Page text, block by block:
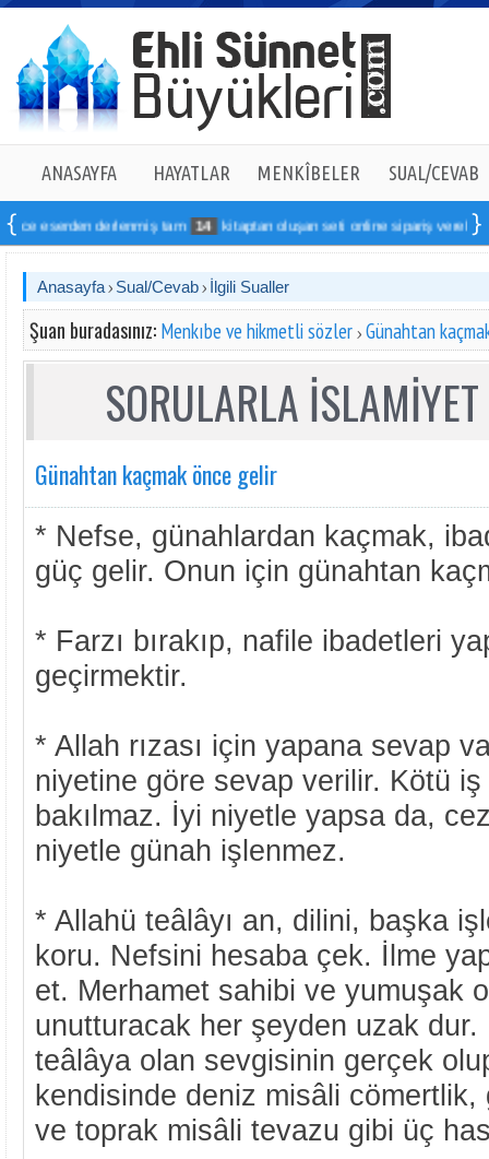
ANASAYFA HAYATLAR MENKÎBELER SUAL/CEVAB
eserden derlenmiş tam 14 kitaptan oluşan seti online sipariş verebilirsiniz
Anasayfa Sual/Cevab İlgili Sualler
Şuan buradasınız: Menkıbe ve hikmetli sözler Günahtan
SORULARLA
Günahtan kaçmak önce gelir
* Nefse, günahlardan kaçmak,
güç gelir. Onun için günahtan
* Farzı bırakıp, nafile ibadetleri
geçirmektir.
* Allah rızası için yapana sevap
niyetine göre sevap verilir. Kötü iş
bakılmaz. İyi niyetle yapsa da,
niyetle günah işlenmez.
* Allahü teâlâyı an, dilini, başka
koru. Nefsini hesaba çek. İlme
et. Merhamet sahibi ve yumuşak
unutturacak her şeyden uzak
teâlâya olan sevgisinin gerçek
kendisinde deniz misâli
ve toprak misâli tevazu gibi üç